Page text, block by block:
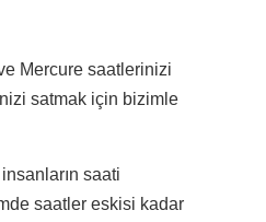
Mercure saatlerinizi
satmak için bizimle
saati
saatler eskisi kadar